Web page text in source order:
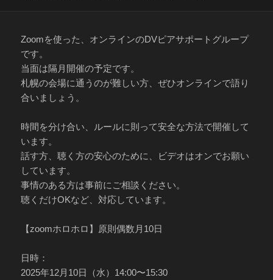
ー
Zoomを使った、オンラインのDVピアサポートグループ
です。
当面は隔月開催の予定です。
札幌の会場に通うのが難しい方、ぜひオンラインで語り
合いましょう。
時間を分け合い、ルールに則って安全な方法で開催して
います。
話す方、聴く方の安心のために、ビデオはオンでお願い
しています。
事情のある方は事前にご相談ください。
聴くだけOKなど、対応しています。
【zoomホロホロ】原則偶数月10日
日時：
2025年12月10日（水）14:00〜15:30